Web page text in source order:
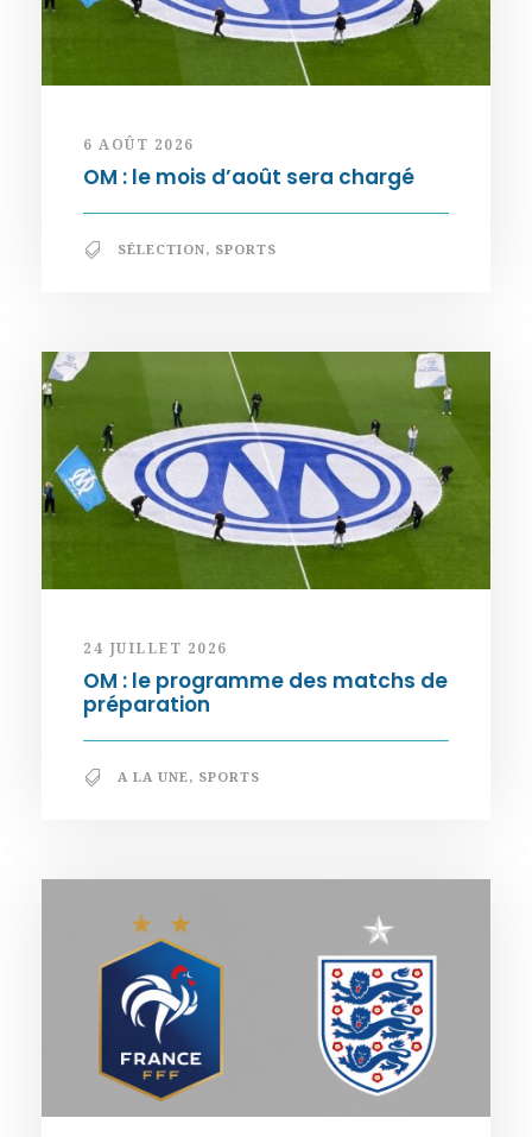
6 AOÛT 2026
OM : le mois d’août sera chargé
SÉLECTION, SPORTS
24 JUILLET 2026
OM : le programme des matchs de
préparation
A LA UNE, SPORTS